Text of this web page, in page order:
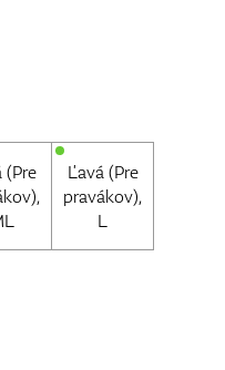
(Pre
Ľavá (Pre
pravákov),
L